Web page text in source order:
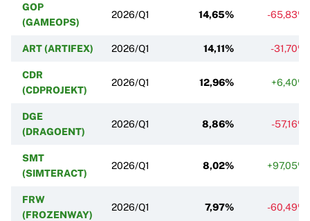
GOP
(GAMEOPS)
2026/Q1 14,65% -65,83%
ART (ARTIFEX) 2026/Q1 14,11% -31,70%
CDR
(CDPROJEKT)
2026/Q1 12,96% +6,40%
DGE
(DRAGOENT)
2026/Q1 8,86% -57,16%
SMT
(SIMTERACT)
2026/Q1 8,02% +97,05%
FRW
(FROZENWAY)
2026/Q1 7,97% -60,49%